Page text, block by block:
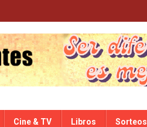
Cine & TV Libros Sorteos